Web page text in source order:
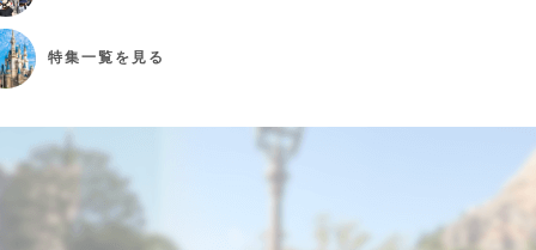
特集一覧を見る